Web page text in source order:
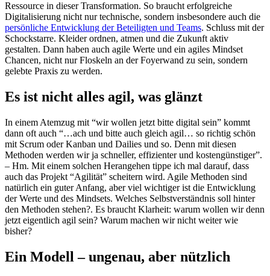
Ressource in dieser Transformation. So braucht erfolgreiche
Digitalisierung nicht nur technische, sondern insbesondere auch die
persönliche Entwicklung der Beteiligten und Teams. Schluss mit der
Schockstarre. Kleider ordnen, atmen und die Zukunft aktiv
gestalten. Dann haben auch agile Werte und ein agiles Mindset
Chancen, nicht nur Floskeln an der Foyerwand zu sein, sondern
gelebte Praxis zu werden.
Es ist nicht alles agil, was glänzt
In einem Atemzug mit “wir wollen jetzt bitte digital sein” kommt
dann oft auch “…ach und bitte auch gleich agil… so richtig schön
mit Scrum oder Kanban und Dailies und so. Denn mit diesen
Methoden werden wir ja schneller, effizienter und kostengünstiger”.
– Hm. Mit einem solchen Herangehen tippe ich mal darauf, dass
auch das Projekt “Agilität” scheitern wird. Agile Methoden sind
natürlich ein guter Anfang, aber viel wichtiger ist die Entwicklung
der Werte und des Mindsets. Welches Selbstverständnis soll hinter
den Methoden stehen?. Es braucht Klarheit: warum wollen wir denn
jetzt eigentlich agil sein? Warum machen wir nicht weiter wie
bisher?
Ein Modell – ungenau, aber nützlich